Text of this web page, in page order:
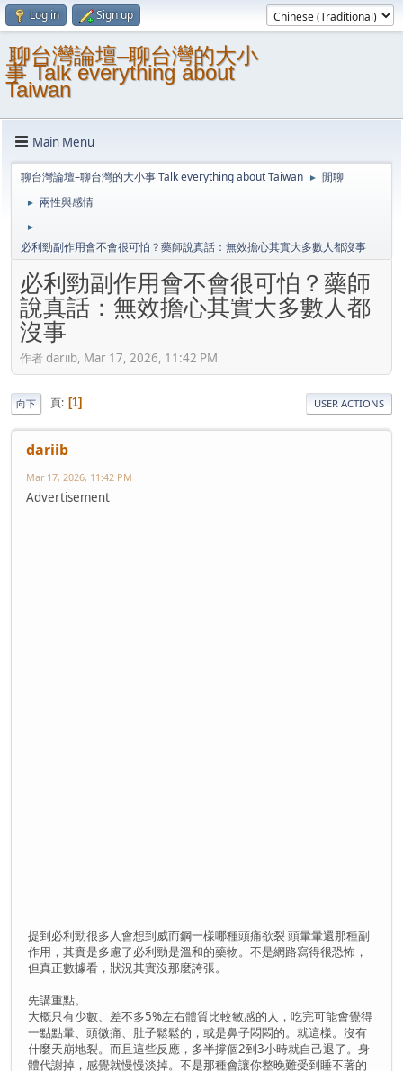
Log in Sign up
聊台灣論壇–聊台灣的大小
事 Talk everything about
Taiwan
Main Menu
聊台灣論壇–聊台灣的大小事 Talk everything about Taiwan ► 閒聊
► 兩性與感情
►
必利勁副作用會不會很可怕？藥師說真話：無效擔心其實大多數人都沒事
必利勁副作用會不會很可怕？藥師
說真話：無效擔心其實大多數人都
沒事
作者 dariib, Mar 17, 2026, 11:42 PM
向下 頁 1 USER ACTIONS
dariib
Mar 17, 2026, 11:42 PM
Advertisement
提到必利勁很多人會想到威而鋼一樣哪種頭痛欲裂 頭暈暈還那種副
作用，其實是多慮了必利勁是溫和的藥物。不是網路寫得很恐怖，
但真正數據看，狀況其實沒那麼誇張。
先講重點。
大概只有少數、差不多5%左右體質比較敏感的人，吃完可能會覺得
一點點暈、頭微痛、肚子鬆鬆的，或是鼻子悶悶的。就這樣。沒有
什麼天崩地裂。而且這些反應，多半撐個2到3小時就自己退了。身
體代謝掉，感覺就慢慢淡掉。不是那種會讓你整晚難受到睡不著的